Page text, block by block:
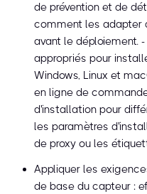
de prévention et de
comment les adapter
avant le déploiement.
appropriés pour
Windows, Linux et
en ligne de
d'installation pour
les paramètres
de proxy ou les
Appliquer les
de base du capteur :